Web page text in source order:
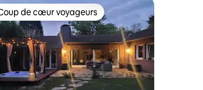
de cœur voyageurs les plus appréciés
de cœur voyageurs